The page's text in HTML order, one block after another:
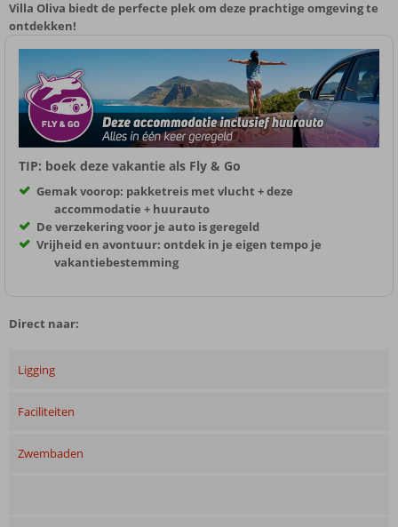
Villa Oliva biedt de perfecte plek om deze prachtige omgeving te
ontdekken!
TIP: boek deze vakantie als Fly & Go
Gemak voorop: pakketreis met vlucht + deze
accommodatie + huurauto
De verzekering voor je auto is geregeld
Vrijheid en avontuur: ontdek in je eigen tempo je
vakantiebestemming
Direct naar:
Ligging
Faciliteiten
Zwembaden